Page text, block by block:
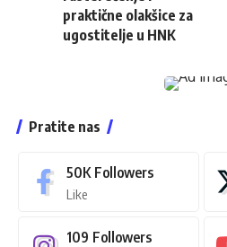
praktične olakšice za
ugostitelje u HNK
Pratite nas
50K Followers
Like
109 Followers